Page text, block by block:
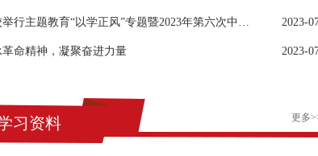
任弼时故居开展主题党日活动
我校举行主题教育“以学正风”专题暨2023年第六次中心组学习 2023-
革命精神，凝聚奋进力量 2023-
习资料 更多